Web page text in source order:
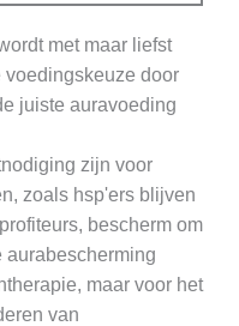
met maar liefst
door
juiste auravoeding
zijn voor
zoals hsp'ers blijven
bescherm om
aurabescherming
maar voor het
van